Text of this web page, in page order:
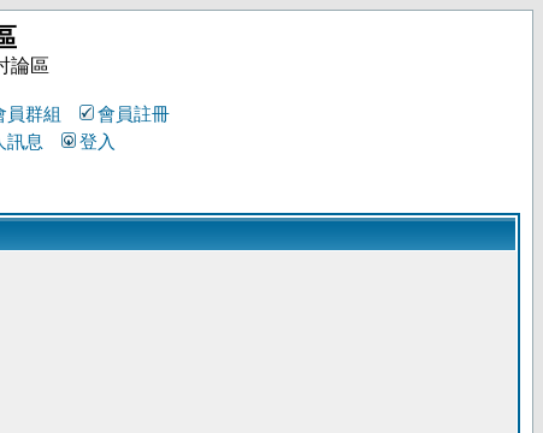
論區
員群組
會員註冊
訊息 登入